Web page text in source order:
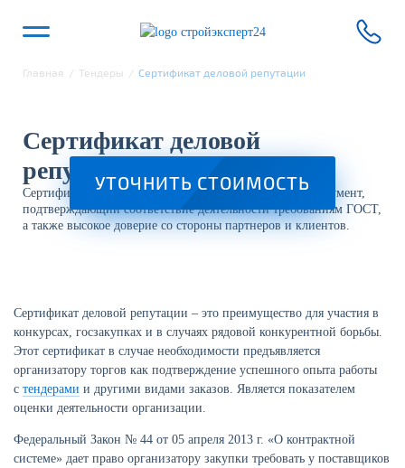
Главная / Тендеры / Сертификат деловой репутации
Сертификат деловой
репутации в Пензе
Сертификат деловой репутации – это официальный документ,
подтверждающий соответствие деятельности требованиям ГОСТ,
а также высокое доверие со стороны партнеров и клиентов.
УТОЧНИТЬ СТОИМОСТЬ
Сертификат деловой репутации – это преимущество для участия в
конкурсах, госзакупках и в случаях рядовой конкурентной борьбы.
Этот сертификат в случае необходимости предъявляется
организатору торгов как подтверждение успешного опыта работы
с тендерами и другими видами заказов. Является показателем
оценки деятельности организации.
Федеральный Закон № 44 от 05 апреля 2013 г. «О контрактной
системе» дает право организатору закупки требовать у поставщиков